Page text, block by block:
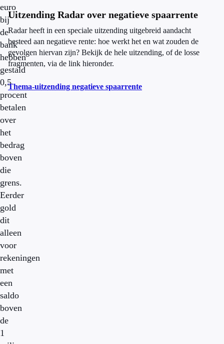
euro
bij
de
bank
hebben
gestald
0,5
procent
betalen
over
het
bedrag
boven
die
grens.
Eerder
gold
dit
alleen
voor
rekeningen
met
een
saldo
boven
de
1
Uitzending Radar over negatieve spaarrente
Radar heeft in een speciale uitzending uitgebreid aandacht
besteed aan negatieve rente: hoe werkt het en wat zouden de
gevolgen hiervan zijn? Bekijk de hele uitzending, of de losse
fragmenten, via de link hieronder.
Thema-uitzending negatieve spaarrente